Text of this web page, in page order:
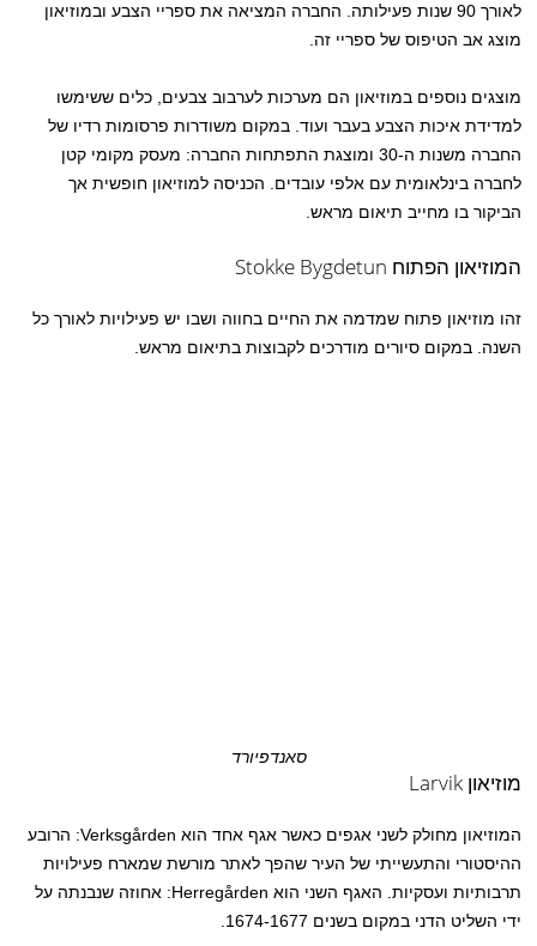
לאורך 90 שנות פעילותה. החברה המציאה את ספריי הצבע ובמוזיאון
מוצג אב הטיפוס של ספריי זה.
מוצגים נוספים במוזיאון הם מערכות לערבוב צבעים, כלים ששימשו
למדידת איכות הצבע בעבר ועוד. במקום משודרות פרסומות רדיו של
החברה משנות ה-30 ומוצגת התפתחות החברה: מעסק מקומי קטן
לחברה בינלאומית עם אלפי עובדים. הכניסה למוזיאון חופשית אך
הביקור בו מחייב תיאום מראש.
המוזיאון הפתוח Stokke Bygdetun
זהו מוזיאון פתוח שמדמה את החיים בחווה ושבו יש פעילויות לאורך כל
השנה. במקום סיורים מודרכים לקבוצות בתיאום מראש.
סאנדפיורד
מוזיאון Larvik
המוזיאון מחולק לשני אגפים כאשר אגף אחד הוא Verksgården: הרובע
ההיסטורי והתעשייתי של העיר שהפך לאתר מורשת שמארח פעילויות
תרבותיות ועסקיות. האגף השני הוא Herregården: אחוזה שנבנתה על
ידי השליט הדני במקום בשנים 1674-1677.